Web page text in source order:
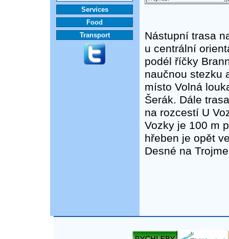
Services
Food
Transport
Nástupní trasa
u centrální
podél říčky
naučnou stezku
místo Volná
Šerák. Dále
na rozcestí U
Vozky je 100 m
hřeben je opět
Desné na